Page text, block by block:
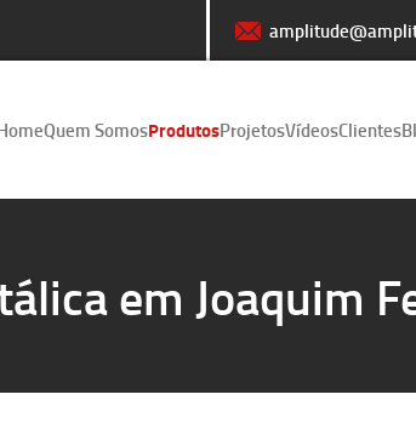
Quem SomosProdutosProjetosVídeosClientes
em Joaquim